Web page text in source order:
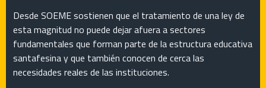
Desde SOEME sostienen que el tratamiento de una ley de
esta magnitud no puede dejar afuera a sectores
fundamentales que forman parte de la estructura educativa
santafesina y que también conocen de cerca las
necesidades reales de las instituciones.